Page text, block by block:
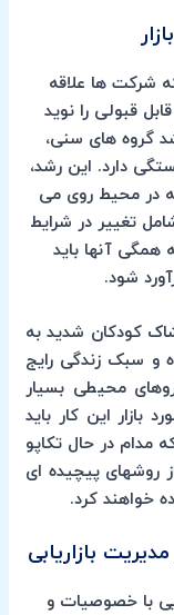
شرکت ها علاقه
قبولی را نوید
گروه های سنی،
دارد. این رشد،
در محیط روی می
تغییر در شرایط
آنها باید
شود.
کودکان شدید به
و سبک زندگی رایج
محیطی بسیار
این کار باید
مدام در حال تکاپو
روشهای پیچیده ای
خواهند کرد.
با خصوصیات و